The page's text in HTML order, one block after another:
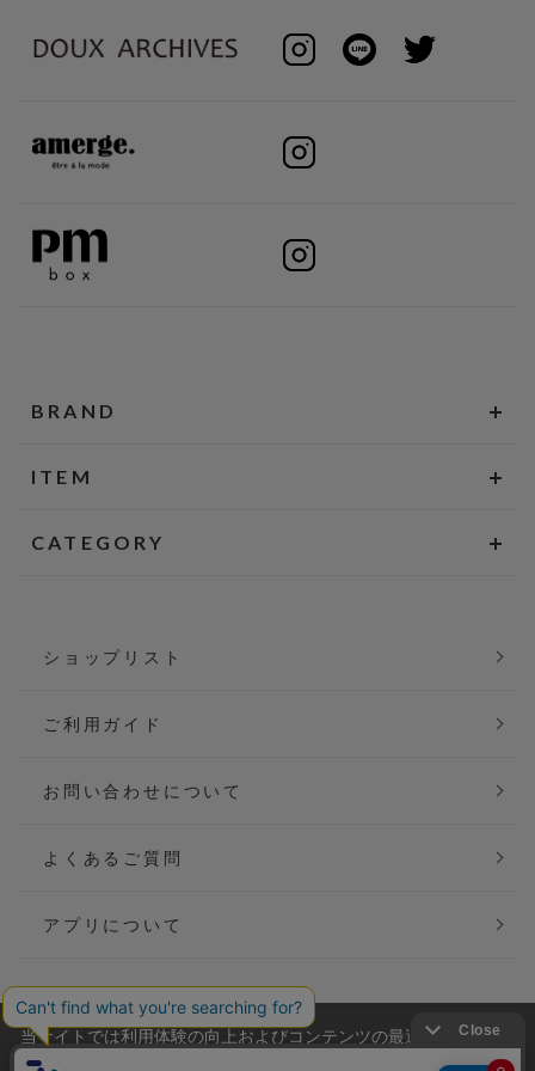
BRAND
ITEM
CATEGORY
ショップリスト
ご利用ガイド
お問い合わせについて
よくあるご質問
アプリについて
会社概要
当サイトでは利用体験の向上およびコンテンツの最適な提供、ト
ラフィックの分析を目的としてCookieを使用しています。